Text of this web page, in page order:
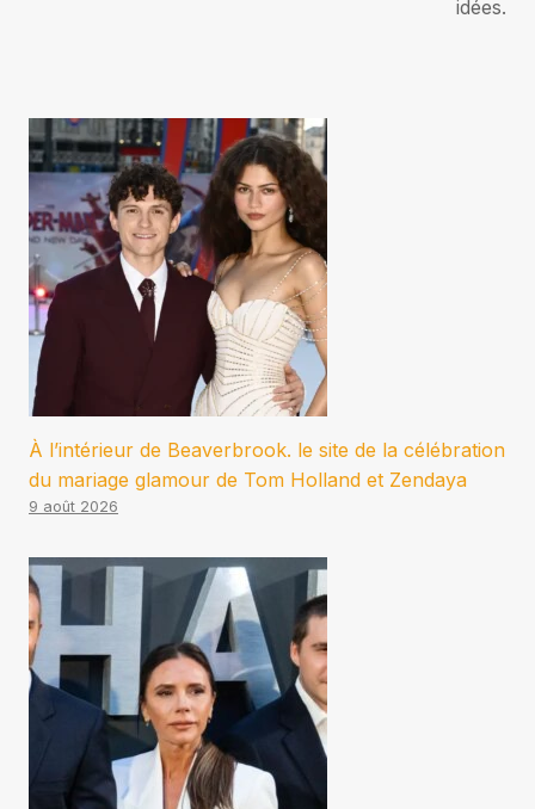
idées.
À l’intérieur de Beaverbrook. le site de la célébration
du mariage glamour de Tom Holland et Zendaya
9 août 2026